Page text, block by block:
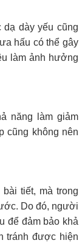
dạ dày yếu cũng
hấu có thể gây
làm ảnh hưởng
năng làm giảm
cũng không nên
tiết, mà trong
Do đó, người
để đảm bảo khả
tránh được hiện